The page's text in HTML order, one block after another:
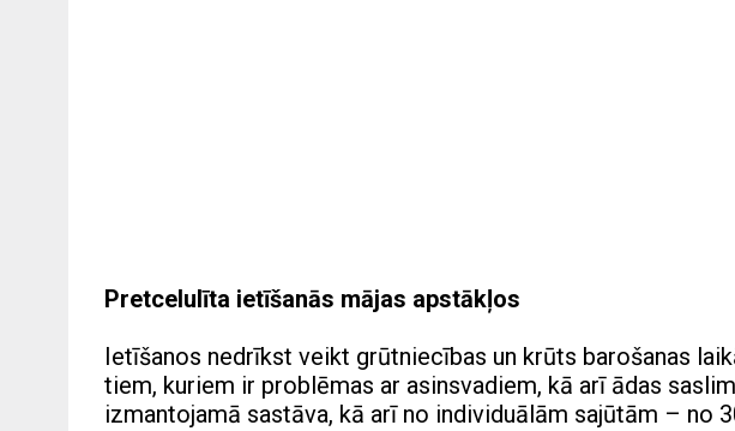
Pretcelulīta ietīšanās mājas apstākļos
Ietīšanos nedrīkst veikt grūtniecības un krūts barošanas
tiem, kuriem ir problēmas ar asinsvadiem, kā arī ādas
izmantojamā sastāva, kā arī no individuālām sajūtām – no